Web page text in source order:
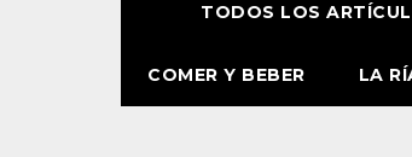
TODOS LOS
COMER Y BEBER LA